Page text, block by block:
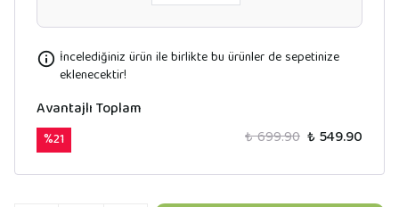
İncelediğiniz ürün ile birlikte bu ürünler de sepetinize
eklenecektir!
Avantajlı Toplam
%21 ₺ 699.90 ₺ 549.90